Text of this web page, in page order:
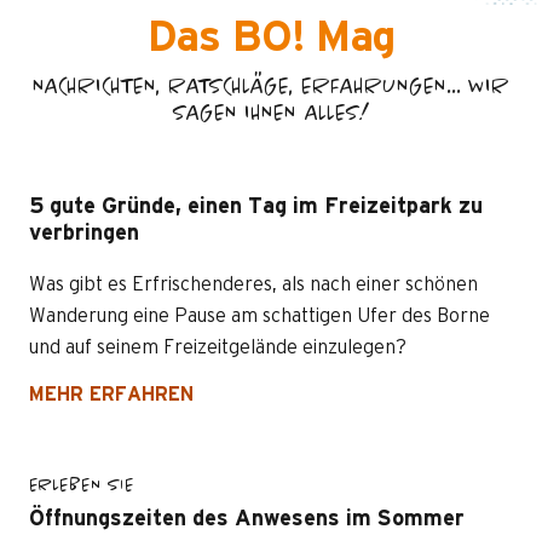
Das BO! Mag
NACHRICHTEN, RATSCHLÄGE, ERFAHRUNGEN... WIR
SAGEN IHNEN ALLES!
5 gute Gründe, einen Tag im Freizeitpark zu
verbringen
Was gibt es Erfrischenderes, als nach einer schönen
Wanderung eine Pause am schattigen Ufer des Borne
und auf seinem Freizeitgelände einzulegen?
MEHR ERFAHREN
ERLEBEN SIE
Öffnungszeiten des Anwesens im Sommer